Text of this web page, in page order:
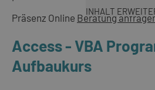
INHALT
Präsenz Online Beratung
Access - VBA
Aufbaukurs